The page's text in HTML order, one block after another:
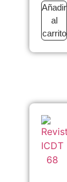
Añadir
al
carrito